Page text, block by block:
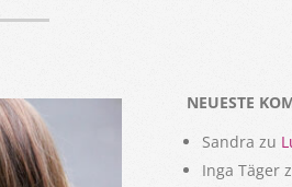
NEUESTE
Sandra zu
Inga Täger